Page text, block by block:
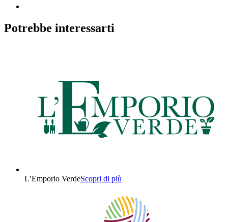
Potrebbe interessarti
L’Emporio VerdeScopri di più